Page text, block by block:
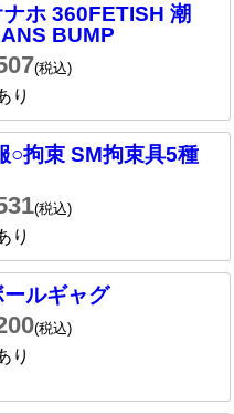
ホ 360FETISH 潮
BUMP
(税込)
り
○拘束 SM拘束具5種
(税込)
り
ルギャグ
(税込)
り